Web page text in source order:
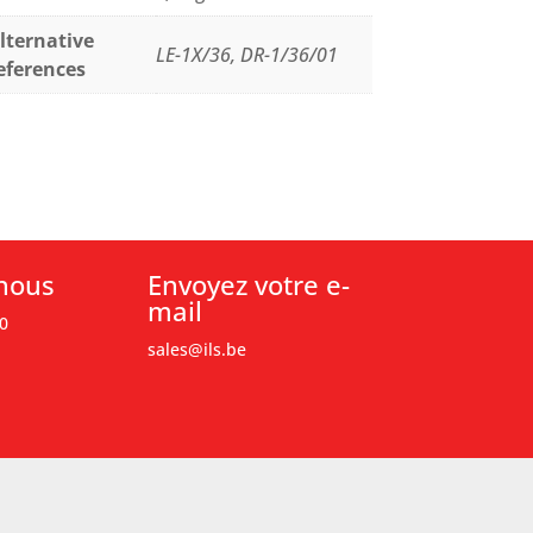
LE-1X/36, DR-1/36/01
Envoyez votre e-
mail
sales@ils.be